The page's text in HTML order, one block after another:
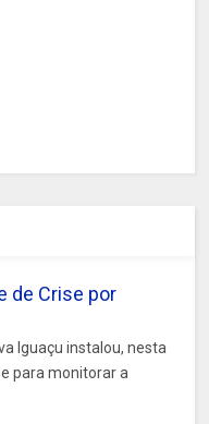
de Crise por
Iguaçu instalou, nesta
para monitorar a